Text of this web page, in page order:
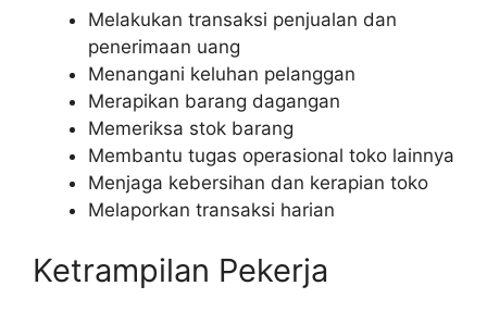
Melakukan transaksi penjualan dan
penerimaan uang
Menangani keluhan pelanggan
Merapikan barang dagangan
Memeriksa stok barang
Membantu tugas operasional toko lainnya
Menjaga kebersihan dan kerapian toko
Melaporkan transaksi harian
Ketrampilan Pekerja